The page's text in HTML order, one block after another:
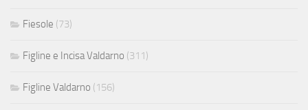
Fiesole (73)
Figline e Incisa Valdarno (311)
Figline Valdarno (156)